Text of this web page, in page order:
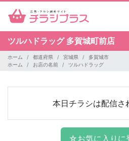
ツルハドラッグ 多賀城町前店
ホーム 都道府県 宮城県
多賀城市
ホーム
お店の名前 ツルハドラッグ
本日チラシは配信さ